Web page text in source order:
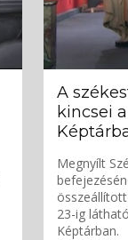
A
kincsei
Megnyílt
23-ig
Képtárban.